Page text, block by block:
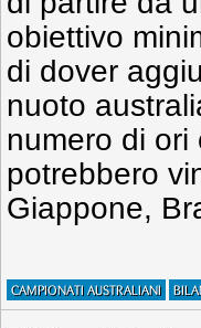
obiettivo
di dover
nuoto
numero di
potrebbero
Giappone,
CAMPIONATI AUSTRALIANI